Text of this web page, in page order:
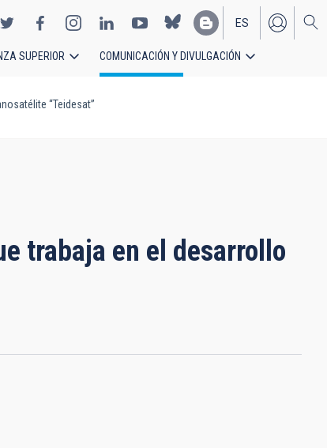
EN
ES
SUPERIOR COMUNICACIÓN Y DIVULGACIÓN
“Teidesat”
trabaja en el desarrollo